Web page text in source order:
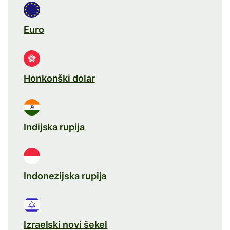
Euro
Honkonški dolar
Indijska rupija
Indonezijska rupija
Izraelski novi šekel